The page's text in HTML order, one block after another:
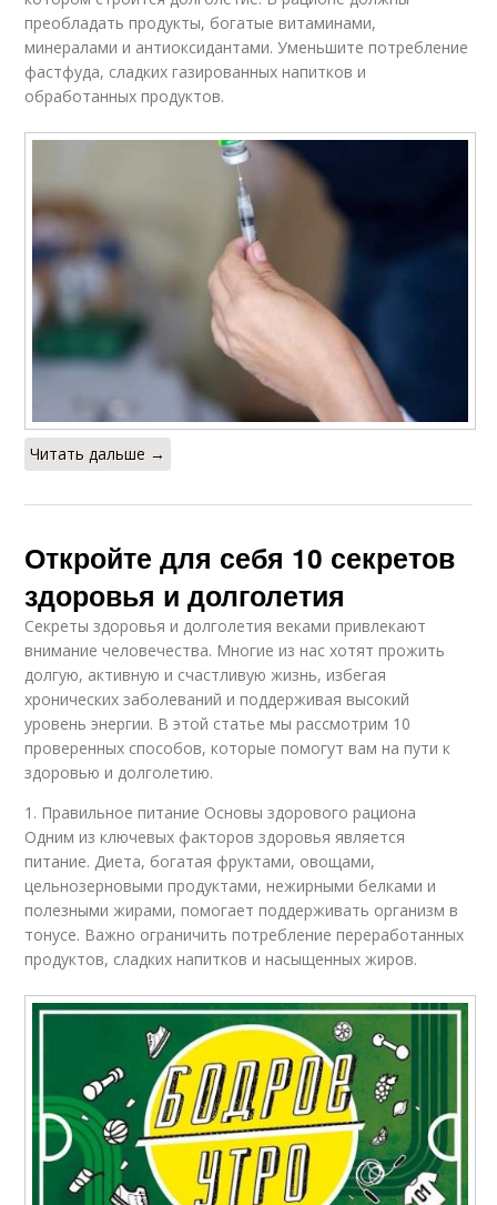
преобладать продукты, богатые витаминами,
минералами и антиоксидантами. Уменьшите потребление
фастфуда, сладких газированных напитков и
обработанных продуктов.
Читать дальше →
Откройте для себя 10 секретов
здоровья и долголетия
Секреты здоровья и долголетия веками привлекают
внимание человечества. Многие из нас хотят прожить
долгую, активную и счастливую жизнь, избегая
хронических заболеваний и поддерживая высокий
уровень энергии. В этой статье мы рассмотрим 10
проверенных способов, которые помогут вам на пути к
здоровью и долголетию.
1. Правильное питание Основы здорового рациона
Одним из ключевых факторов здоровья является
питание. Диета, богатая фруктами, овощами,
цельнозерновыми продуктами, нежирными белками и
полезными жирами, помогает поддерживать организм в
тонусе. Важно ограничить потребление переработанных
продуктов, сладких напитков и насыщенных жиров.